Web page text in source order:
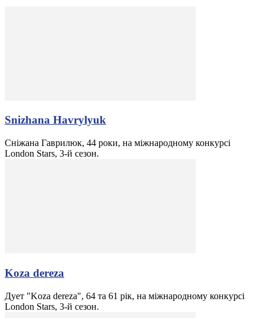
Snizhana Havrylyuk
Сніжана Гаврилюк, 44 роки, на міжнародному конкурсі
London Stars, 3-й сезон.
Koza dereza
Дует "Koza dereza", 64 та 61 рік, на міжнародному конкурсі
London Stars, 3-й сезон.